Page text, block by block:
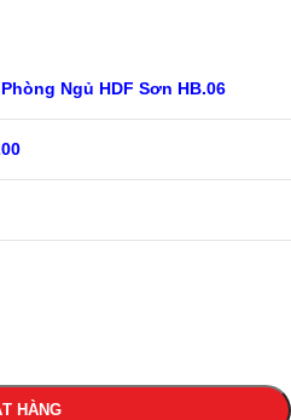
Ngủ HDF Sơn HB.06
HÀNG